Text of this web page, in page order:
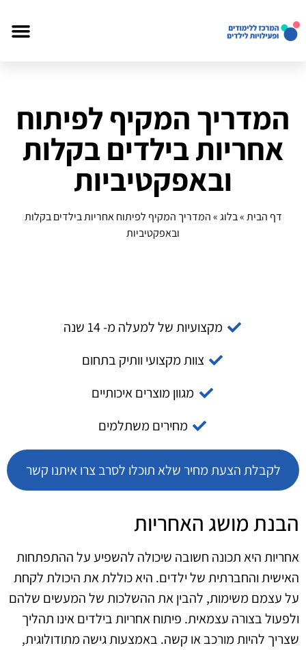
המדריך המקיף לפיתוח
אחריות בילדים בקלות
ובאפקטיביות
דף הבית»בלוג»המדריך המקיף לפיתוח אחריות בילדים בקלות
ובאפקטיביות
מקצועיות של למעלה מ- 14 שנה
צוות מקצועי וותיק בתחום
מגוון מוצרים איכותיים
מחירים משתלמים
לקבלת הצעת מחיר שלא תוכלו לסרב צרו איתנו קשר
הבנת מושג האחריות
אחריות היא תכונה חשובה שיכולה להשפיע על ההתפתחות
האישית והחברתית של ילדים. היא כוללת את היכולת לקחת
על עצמם משימות, להבין את ההשלכות של המעשים שלהם
ולפעול בצורה עצמאית. פיתוח אחריות בילדים אינו תהליך
שצריך להיות מורכב או קשה. באמצעות גישה מתודולוגית,